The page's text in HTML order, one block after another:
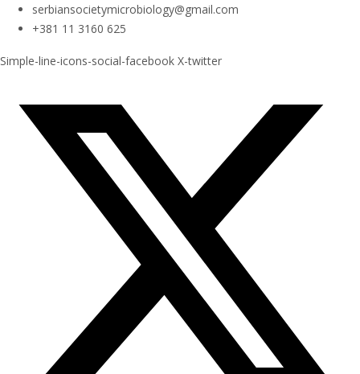
serbiansocietymicrobiology@gmail.com
+381 11 3160 625
Simple-line-icons-social-facebook X-twitter